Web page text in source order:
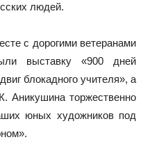
людей.
с дорогими ветеранами
выставку «900 дней
блокадного учителя», а
Аникушина торжественно
юных художников под